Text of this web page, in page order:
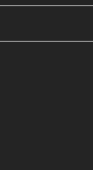
konularda
kullanarak
Ürün
Ürün
Ürün
Ürün